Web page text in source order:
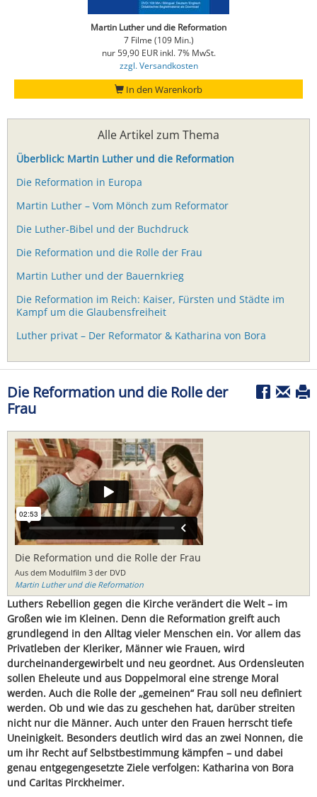
Martin Luther und die Reformation
7 Filme (109 Min.)
nur 59,90 EUR inkl. 7% MwSt.
zzgl. Versandkosten
In den Warenkorb
Alle Artikel zum Thema
Überblick: Martin Luther und die Reformation
Die Reformation in Europa
Martin Luther – Vom Mönch zum Reformator
Die Luther-Bibel und der Buchdruck
Die Reformation und die Rolle der Frau
Martin Luther und der Bauernkrieg
Die Reformation im Reich: Kaiser, Fürsten und Städte im
Kampf um die Glaubensfreiheit
Luther privat – Der Reformator & Katharina von Bora
Die Reformation und die Rolle der
Frau
Die Reformation und die Rolle der Frau
Aus dem Modulfilm 3 der DVD
Martin Luther und die Reformation
Luthers Rebellion gegen die Kirche verändert die Welt – im
Großen wie im Kleinen. Denn die Reformation greift auch
grundlegend in den Alltag vieler Menschen ein. Vor allem das
Privatleben der Kleriker, Männer wie Frauen, wird
durcheinandergewirbelt und neu geordnet. Aus Ordensleuten
sollen Eheleute und aus Doppelmoral eine strenge Moral
werden. Auch die Rolle der „gemeinen“ Frau soll neu definiert
werden. Ob und wie das zu geschehen hat, darüber streiten
nicht nur die Männer. Auch unter den Frauen herrscht tiefe
Uneinigkeit. Besonders deutlich wird das an zwei Nonnen, die
um ihr Recht auf Selbstbestimmung kämpfen – und dabei
genau entgegengesetzte Ziele verfolgen: Katharina von Bora
und Caritas Pirckheimer.